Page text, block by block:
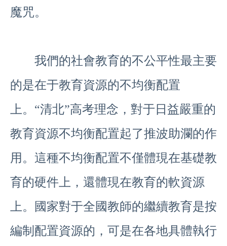
魔咒。
我們的社會教育的不公平性最主要
的是在于教育資源的不均衡配置
上。“清北”高考理念，對于日益嚴重的
教育資源不均衡配置起了推波助瀾的作
用。這種不均衡配置不僅體現在基礎教
育的硬件上，還體現在教育的軟資源
上。國家對于全國教師的繼續教育是按
編制配置資源的，可是在各地具體執行